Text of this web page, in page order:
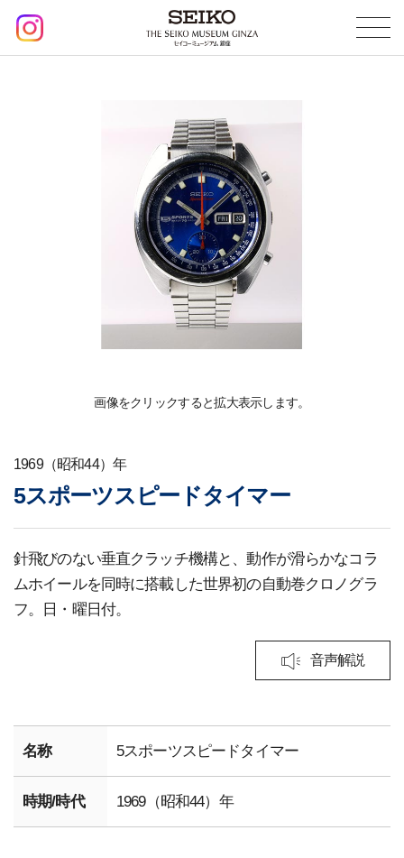
画像をクリックすると拡大表示します。
1969（昭和44）年
5スポーツスピードタイマー
針飛びのない垂直クラッチ機構と、動作が滑らかなコラ
ムホイールを同時に搭載した世界初の自動巻クロノグラ
フ。日・曜日付。
音声解説
名称 5スポーツスピードタイマー
時期/時代 1969（昭和44）年